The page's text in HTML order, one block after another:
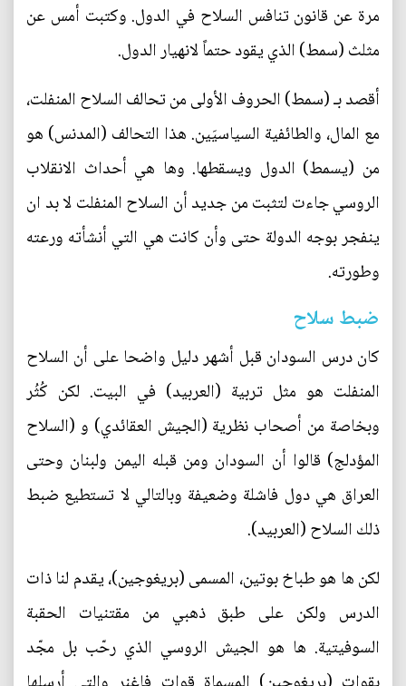
مرة عن قانون تنافس السلاح في الدول. وكتبت أمس عن
مثلث (سمط) الذي يقود حتماً لانهيار الدول.
أقصد بـ (سمط) الحروف الأولى من تحالف السلاح المنفلت،
مع المال، والطائفية السياسيَين. هذا التحالف (المدنس) هو
من (يسمط) الدول ويسقطها. وها هي أحداث الانقلاب
الروسي جاءت لتثبت من جديد أن السلاح المنفلت لا بد ان
ينفجر بوجه الدولة حتى وأن كانت هي التي أنشأته ورعته
وطورته.
ضبط سلاح
كان درس السودان قبل أشهر دليل واضحا على أن السلاح
المنفلت هو مثل تربية (العربيد) في البيت. لكن كُثُر
وبخاصة من أصحاب نظرية (الجيش العقائدي) و (السلاح
المؤدلج) قالوا أن السودان ومن قبله اليمن ولبنان وحتى
العراق هي دول فاشلة وضعيفة وبالتالي لا تستطيع ضبط
ذلك السلاح (العربيد).
لكن ها هو طباخ بوتين، المسمى (بريغوجين)، يقدم لنا ذات
الدرس ولكن على طبق ذهبي من مقتنيات الحقبة
السوفيتية. ها هو الجيش الروسي الذي رحّب بل مجّد